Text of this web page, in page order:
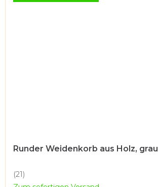
Runder Weidenkorb aus Holz, grau
Die
(21)